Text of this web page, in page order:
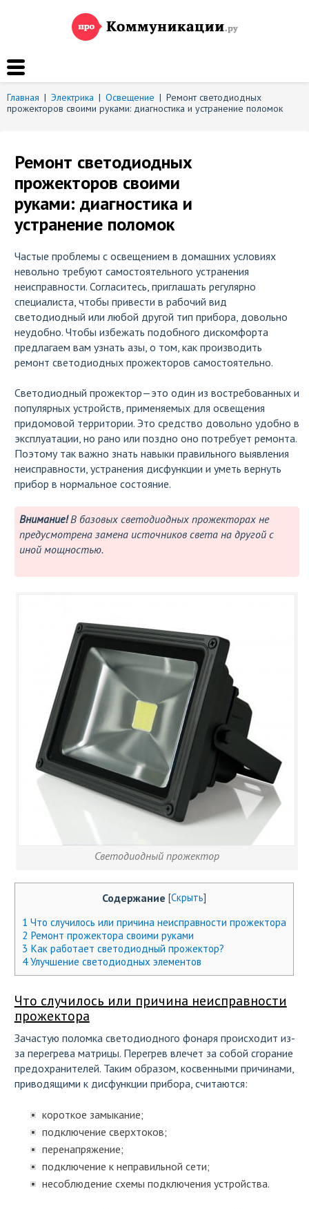
Главная | Электрика | Освещение | Ремонт светодиодных
прожекторов своими руками: диагностика и устранение поломок
Ремонт светодиодных
прожекторов своими
руками: диагностика и
устранение поломок
Частые проблемы с освещением в домашних условиях
невольно требуют самостоятельного устранения
неисправности. Согласитесь, приглашать регулярно
специалиста, чтобы привести в рабочий вид
светодиодный или любой другой тип прибора, довольно
неудобно. Чтобы избежать подобного дискомфорта
предлагаем вам узнать азы, о том, как производить
ремонт светодиодных прожекторов самостоятельно.
Светодиодный прожектор—это один из востребованных и
популярных устройств, применяемых для освещения
придомовой территории. Это средство довольно удобно в
эксплуатации, но рано или поздно оно потребует ремонта.
Поэтому так важно знать навыки правильного выявления
неисправности, устранения дисфункции и уметь вернуть
прибор в нормальное состояние.
Внимание!В базовых светодиодных прожекторах не
предусмотрена замена источников света на другой с
иной мощностью.
Светодиодный прожектор
Содержание [Скрыть]
1 Что случилось или причина неисправности прожектора
2 Ремонт прожектора своими руками
3 Как работает светодиодный прожектор?
4Улучшение светодиодных элементов
Что случилось или причина неисправности
прожектора
Зачастую поломка светодиодного фонаря происходит из-
за перегрева матрицы. Перегрев влечет за собой сгорание
предохранителей. Таким образом, косвенными причинами,
приводящими к дисфункции прибора, считаются:
короткое замыкание;
подключение сверхтоков;
перенапряжение;
подключение к неправильной сети;
несоблюдение схемы подключения устройства.